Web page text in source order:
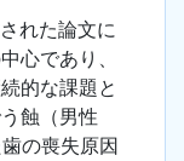
れた論文に
心であり、
的な課題と
蝕（男性
の喪失原因